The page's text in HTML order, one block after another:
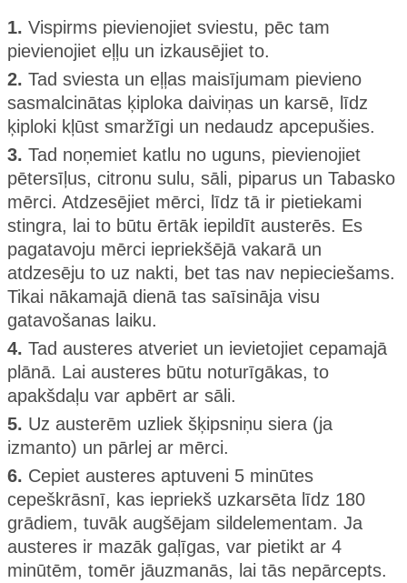
1. Vispirms pievienojiet sviestu, pēc tam
pievienojiet eļļu un izkausējiet to.
2. Tad sviesta un eļļas maisījumam pievieno
sasmalcinātas ķiploka daiviņas un karsē, līdz
ķiploki kļūst smaržīgi un nedaudz apcepušies.
3. Tad noņemiet katlu no uguns, pievienojiet
pētersīļus, citronu sulu, sāli, piparus un Tabasko
mērci. Atdzesējiet mērci, līdz tā ir pietiekami
stingra, lai to būtu ērtāk iepildīt austerēs. Es
pagatavoju mērci iepriekšējā vakarā un
atdzesēju to uz nakti, bet tas nav nepieciešams.
Tikai nākamajā dienā tas saīsināja visu
gatavošanas laiku.
4. Tad austeres atveriet un ievietojiet cepamajā
plānā. Lai austeres būtu noturīgākas, to
apakšdaļu var apbērt ar sāli.
5. Uz austerēm uzliek šķipsniņu siera (ja
izmanto) un pārlej ar mērci.
6. Cepiet austeres aptuveni 5 minūtes
cepeškrāsnī, kas iepriekš uzkarsēta līdz 180
grādiem, tuvāk augšējam sildelementam. Ja
austeres ir mazāk gaļīgas, var pietikt ar 4
minūtēm, tomēr jāuzmanās, lai tās nepārcepts.